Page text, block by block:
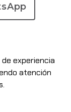
experiencia
atención